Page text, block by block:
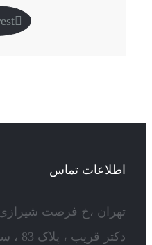
اطلاعات تماس
تهران ،خ فرصت شیرازی،
دکتر قریب ، پلاک 83 ، ساختمان 111